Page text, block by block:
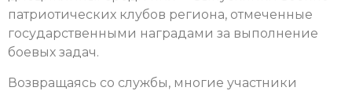
патриотических клубов региона, отмеченные
государственными наградами за выполнение
боевых задач.
Возвращаясь со службы, многие участники